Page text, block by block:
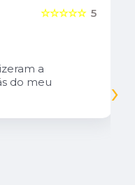
5
☆☆☆☆☆
a
do meu
›